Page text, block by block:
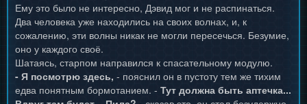
Ему это было не интересно, Дэвид мог и не распинаться.
Два человека уже находились на своих волнах, и, к
сожалению, эти волны никак не могли пересечься. Безумие,
оно у каждого своё.
Шатаясь, старпом направился к спасательному модулю.
- Я посмотрю здесь, - пояснил он в пустоту тем же тихим
едва понятным бормотанием. - Тут должна быть аптечка...